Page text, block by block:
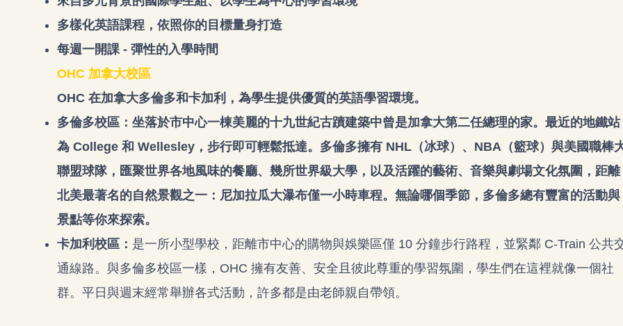
多樣化英語課程，依照你的目標量身打造
每週一開課 - 彈性的入學時間
OHC 加拿大校區
OHC 在加拿大多倫多和卡加利，為學生提供優質的英語學習環境。
多倫多校區： 坐落於市中心一棟美麗的十九世紀古蹟建築中曾是加拿大第二任總理的家。最近的地鐵站
為 College 和 Wellesley，步行即可輕鬆抵達。多倫多擁有 NHL（冰球）、NBA（籃球）與美國職棒
聯盟球隊，匯聚世界各地風味的餐廳、幾所世界級大學，以及活躍的藝術、音樂與劇場文化氛圍，距離
北美最著名的自然景觀之一：尼加拉瓜大瀑布僅一小時車程。無論哪個季節，多倫多總有豐富的活動與
景點等你來探索。
卡加利校區： 是一所小型學校，距離市中心的購物與娛樂區僅 10 分鐘步行路程，並緊鄰 C-Train 公共
通線路。與多倫多校區一樣，OHC 擁有友善、安全且彼此尊重的學習氛圍，學生們在這裡就像一個社
群。平日與週末經常舉辦各式活動，許多都是由老師親自帶領。